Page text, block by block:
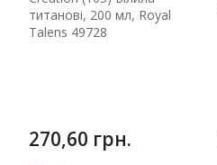
270,60 грн.